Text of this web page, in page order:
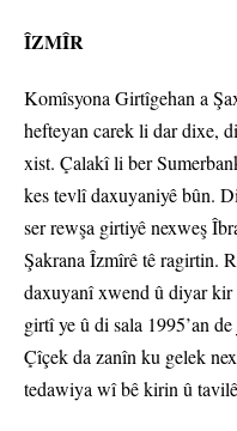
ÎZMÎR
Komîsyona Girtîgehan a
hefteyan carek li dar dixe,
xist. Çalakî li ber
kes tevlî daxuyaniyê bûn.
ser rewşa girtiyê nexweş
Şakrana Îzmîrê tê ragirtin.
daxuyanî xwend û diyar kir
girtî ye û di sala 1995’an
Çîçek da zanîn ku gelek
tedawiya wî bê kirin û